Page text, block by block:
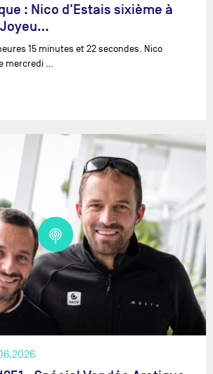
: Nico d'Estais sixième à
Joyeu…
15 minutes et 22 secondes. Nico
mercredi …